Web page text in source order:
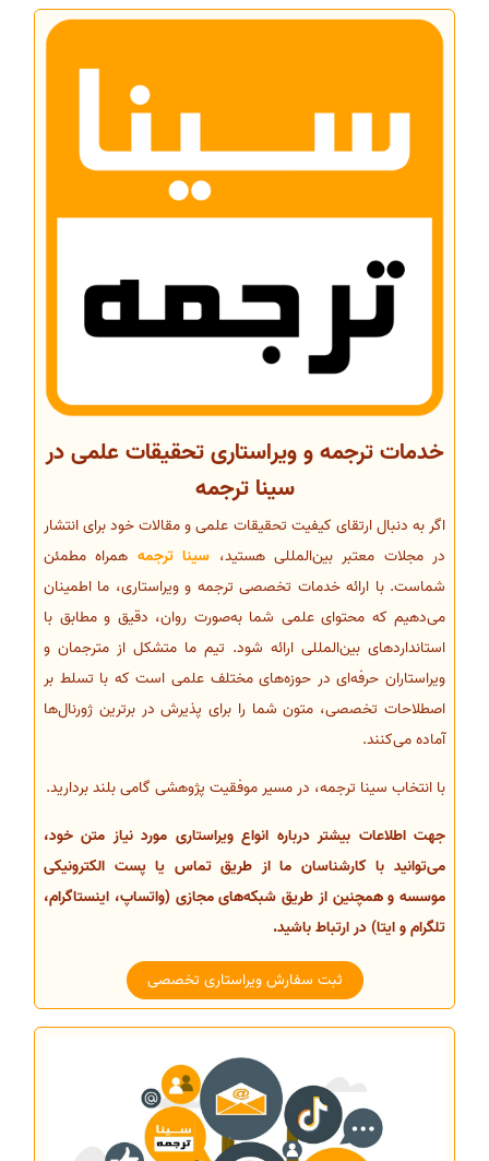
خدمات ترجمه و ویراستاری تحقیقات علمی در
سینا ترجمه
اگر به دنبال ارتقای کیفیت تحقیقات علمی و مقالات خود برای انتشار
در مجلات معتبر بین‌المللی هستید، سینا ترجمه همراه مطمئن
شماست. با ارائه خدمات تخصصی ترجمه و ویراستاری، ما اطمینان
می‌دهیم که محتوای علمی شما به‌صورت روان، دقیق و مطابق با
استانداردهای بین‌المللی ارائه شود. تیم ما متشکل از مترجمان و
ویراستاران حرفه‌ای در حوزه‌های مختلف علمی است که با تسلط بر
اصطلاحات تخصصی، متون شما را برای پذیرش در برترین ژورنال‌ها
آماده می‌کنند.
با انتخاب سینا ترجمه، در مسیر موفقیت پژوهشی گامی بلند بردارید.
جهت اطلاعات بیشتر درباره انواع ویراستاری مورد نیاز متن خود،
می‌توانید با کارشناسان ما از طریق تماس یا پست الکترونیکی
موسسه و همچنین از طریق شبکه‌های مجازی (واتساپ، اینستاگرام،
تلگرام و ایتا) در ارتباط باشید.
ثبت سفارش ویراستاری تخصصی